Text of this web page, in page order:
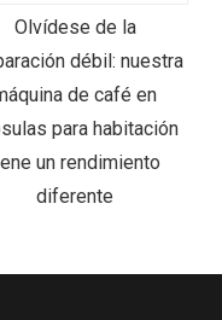
La mejora definitiva:
de café de
compacta para
de hotel